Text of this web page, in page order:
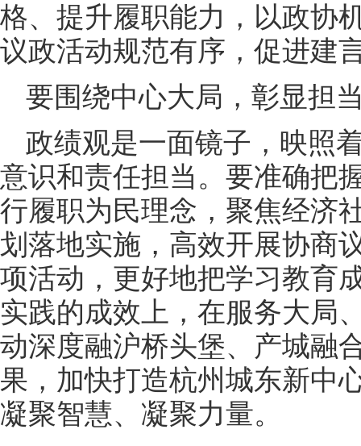
格、提升履职能力，以政协
议政活动规范有序，促进建
要围绕中心大局，彰显担
政绩观是一面镜子，映照
意识和责任担当。要准确把
行履职为民理念，聚焦经济
划落地实施，高效开展协商
项活动，更好地把学习教育
实践的成效上，在服务大局
动深度融沪桥头堡、产城融
果，加快打造杭州城东新中
凝聚智慧、凝聚力量。